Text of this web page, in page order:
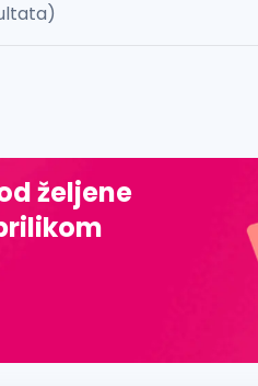
đ, ž, dž)
željene